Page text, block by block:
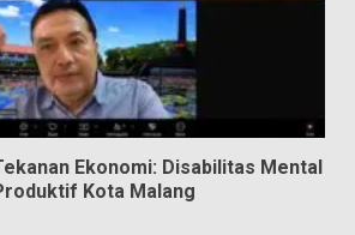
Ekonomi: Disabilitas Mental
Kota Malang